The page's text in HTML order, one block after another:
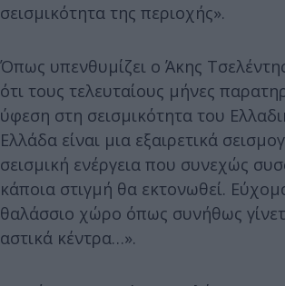
σεισμικότητα της περιοχής».
Όπως υπενθυμίζει ο Άκης
ότι τους τελευταίους μήνες
ύφεση στη σεισμικότητα του
Ελλάδα είναι μια εξαιρετικά
σεισμική ενέργεια που συνεχώς
κάποια στιγμή θα εκτονωθεί.
θαλάσσιο χώρο όπως συνήθως
αστικά κέντρα…».